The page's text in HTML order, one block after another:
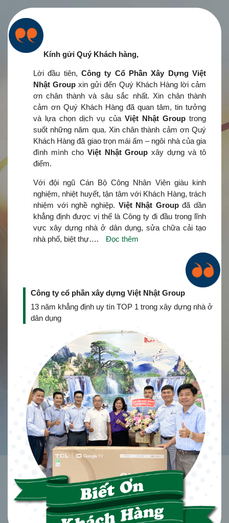
Kính gửi Quý Khách hàng,
Lời đầu tiên, Công ty Cổ Phần Xây Dựng Việt
Nhật Group xin gửi đến Quý Khách Hàng lời cảm
ơn chân thành và sâu sắc nhất. Xin chân thành
cảm ơn Quý Khách Hàng đã quan tâm, tin tưởng
và lựa chọn dịch vụ của Việt Nhật Grouptrong
suốt những năm qua. Xin chân thành cảm ơn Quý
Khách Hàng đã giao trọn mái ấm – ngôi nhà của gia
đình mình cho Việt Nhật Group xây dựng và tô
điểm.
Với đội ngũ Cán Bộ Công Nhân Viên giàu kinh
nghiệm, nhiệt huyết, tận tâm với Khách Hàng, trách
nhiệm với nghề nghiệp. Việt Nhật Groupđã dần
khẳng định được vị thế là Công ty đi đầu trong lĩnh
vực xây dựng nhà ở dân dụng, sửa chữa cải tạo
nhà phố, biệt thự….
Đọc thêm
Công ty cổ phần xây dựng Việt Nhật Group
13 năm khẳng định uy tín TOP 1 trong xây dựng nhà ở
dân dụng